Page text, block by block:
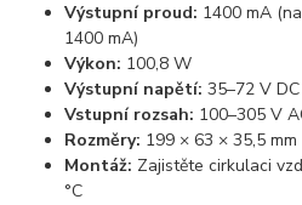
Výstupní proud: 1400 mA
1400 mA)
Výkon: 100,8 W
Výstupní napětí: 35–72 V DC
Vstupní rozsah: 100–305 V
Rozměry: 199 × 63 × 35,5 mm
Montáž: Zajistěte cirkulaci
°C